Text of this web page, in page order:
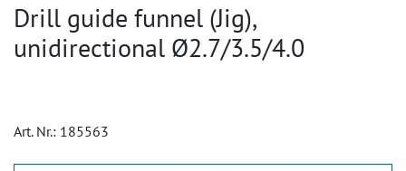
Drill guide funnel (Jig),
unidirectional Ø2.7/3.5/4.0
Art. Nr.: 185563